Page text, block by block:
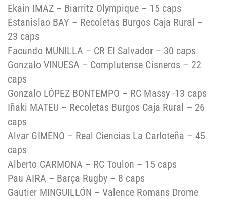
Ekain IMAZ – Biarritz Olympique – 15 caps
Estanislao BAY – Recoletas Burgos Caja Rural –
23 caps
Facundo MUNILLA – CR El Salvador – 30 caps
Gonzalo VINUESA – Complutense Cisneros – 22
caps
Gonzalo LÓPEZ BONTEMPO – RC Massy -13 caps
Iñaki MATEU – Recoletas Burgos Caja Rural – 26
caps
Alvar GIMENO – Real Ciencias La Carloteña – 45
caps
Alberto CARMONA – RC Toulon – 15 caps
Pau AIRA – Barça Rugby – 8 caps
Gautier MINGUILLÓN – Valence Romans Drome